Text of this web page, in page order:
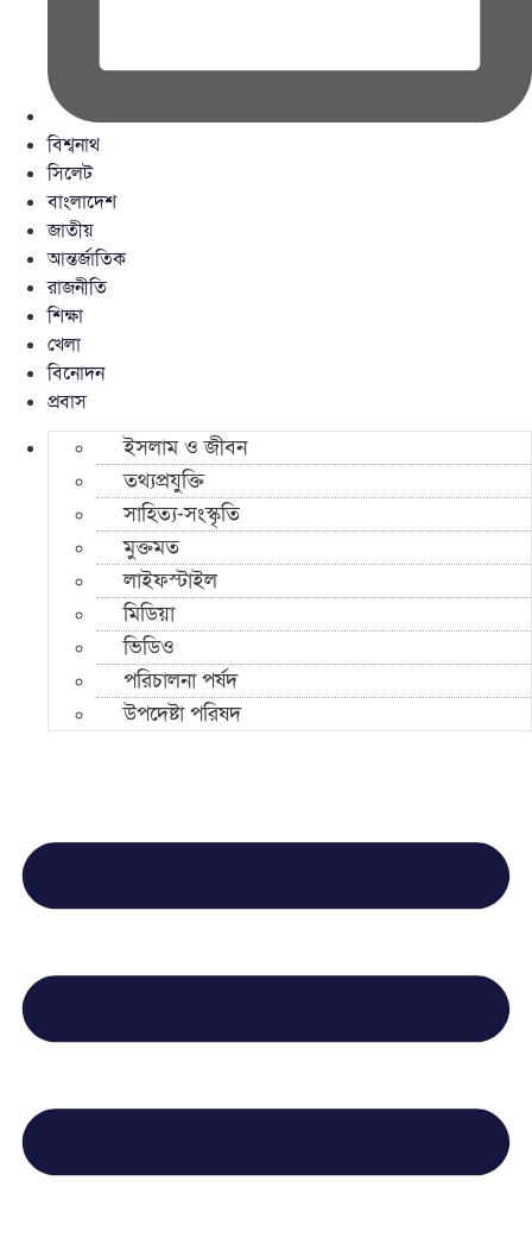
বিশ্বনাথ
সিলেট
বাংলাদেশ
জাতীয়
আন্তর্জাতিক
রাজনীতি
শিক্ষা
খেলা
বিনোদন
প্রবাস
ইসলাম ও জীবন
তথ্যপ্রযুক্তি
সাহিত্য-সংস্কৃতি
মুক্তমত
লাইফস্টাইল
মিডিয়া
ভিডিও
পরিচালনা পর্ষদ
উপদেষ্টা পরিষদ